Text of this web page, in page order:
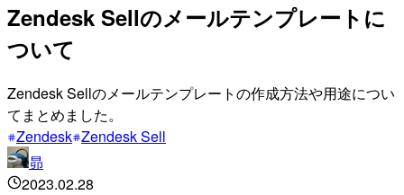
Zendesk Sellのメールテンプレートに
ついて
Zendesk Sellのメールテンプレートの作成方法や用途につい
てまとめました。
Zendesk Zendesk Sell
昴
2023.02.28